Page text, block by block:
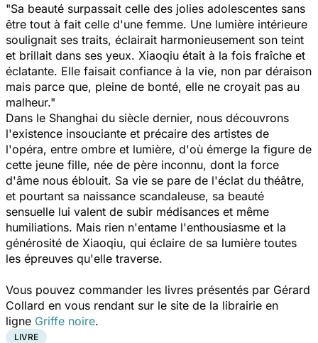
"Sa beauté surpassait celle des jolies adolescentes sans
être tout à fait celle d'une femme. Une lumière intérieure
soulignait ses traits, éclairait harmonieusement son teint
et brillait dans ses yeux. Xiaoqiu était à la fois fraîche et
éclatante. Elle faisait confiance à la vie, non par déraison
mais parce que, pleine de bonté, elle ne croyait pas au
malheur."
Dans le Shanghai du siècle dernier, nous découvrons
l'existence insouciante et précaire des artistes de
l'opéra, entre ombre et lumière, d'où émerge la figure de
cette jeune fille, née de père inconnu, dont la force
d'âme nous éblouit. Sa vie se pare de l'éclat du théâtre,
et pourtant sa naissance scandaleuse, sa beauté
sensuelle lui valent de subir médisances et même
humiliations. Mais rien n'entame l'enthousiasme et la
générosité de Xiaoqiu, qui éclaire de sa lumière toutes
les épreuves qu'elle traverse.
Vous pouvez commander les livres présentés par Gérard
Collard en vous rendant sur le site de la librairie en
ligne Griffe noire.
LIVRE